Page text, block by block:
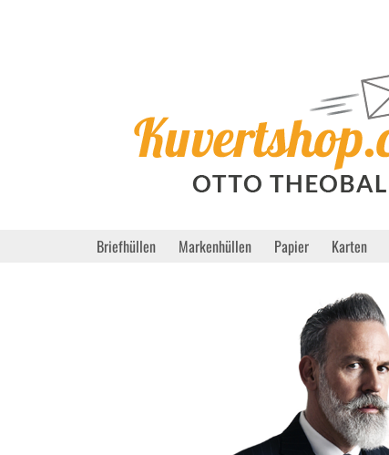
Briefhüllen Markenhüllen Papier Karten